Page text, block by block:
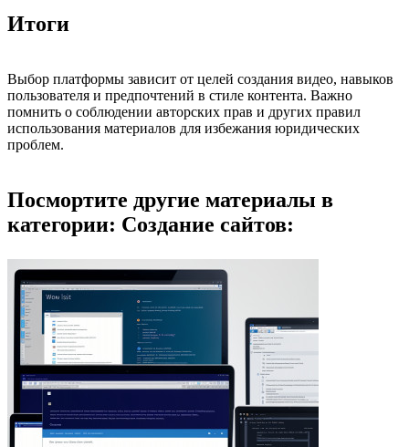
Итоги
Выбор платформы зависит от целей создания видео, навыков
пользователя и предпочтений в стиле контента. Важно
помнить о соблюдении авторских прав и других правил
использования материалов для избежания юридических
проблем.
Посмортите другие материалы в
категории: Создание сайтов: